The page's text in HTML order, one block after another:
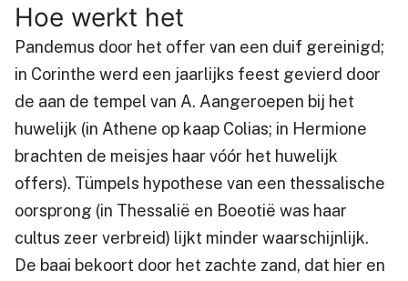
Hoe werkt het
Pandemus door het offer van een duif gereinigd;
in Corinthe werd een jaarlijks feest gevierd door
de aan de tempel van A. Aangeroepen bij het
huwelijk (in Athene op kaap Colias; in Hermione
brachten de meisjes haar vóór het huwelijk
offers). Tümpels hypothese van een thessalische
oorsprong (in Thessalië en Boeotië was haar
cultus zeer verbreid) lijkt minder waarschijnlijk.
De baai bekoort door het zachte zand, dat hier en